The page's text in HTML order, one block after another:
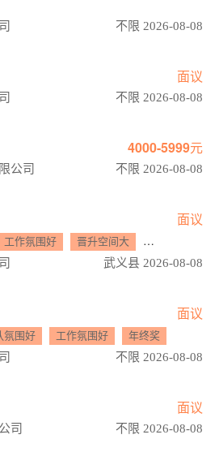
不限 2026-08-08
面议
不限 2026-08-08
4000-5999元
公司 不限 2026-08-08
面议
工作氛围好 晋升空间大 员工旅游
武义县 2026-08-08
面议
氛围好 工作氛围好 年终奖
不限 2026-08-08
面议
司 不限 2026-08-08